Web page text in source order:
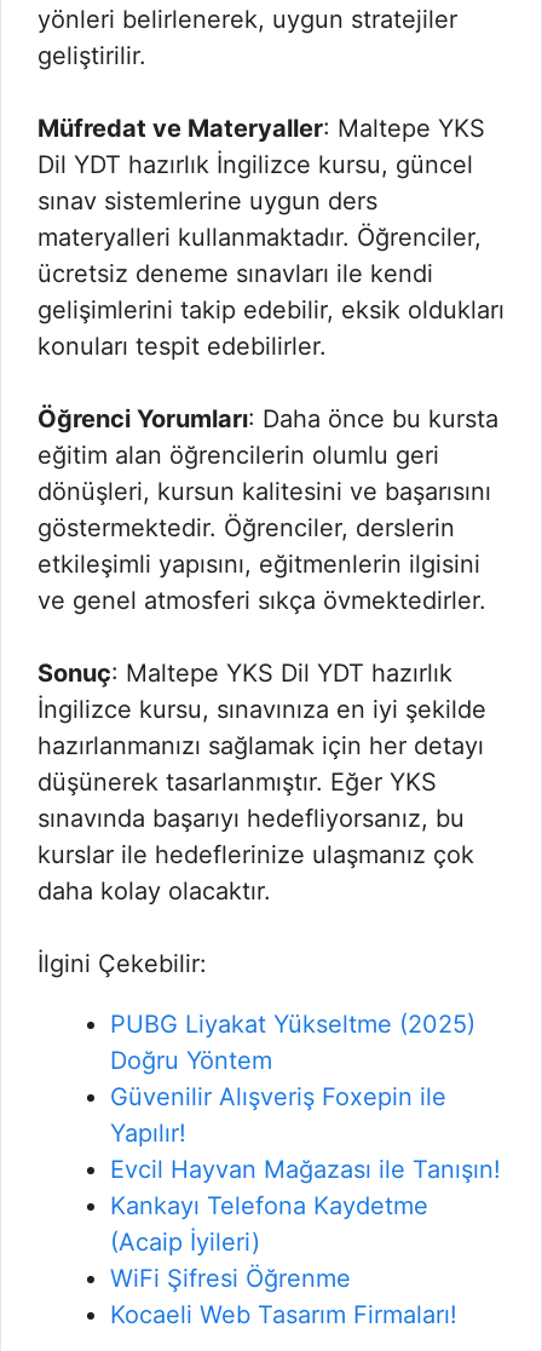
yönleri belirlenerek, uygun stratejiler
geliştirilir.
Müfredat ve Materyaller: Maltepe YKS
Dil YDT hazırlık İngilizce kursu, güncel
sınav sistemlerine uygun ders
materyalleri kullanmaktadır. Öğrenciler,
ücretsiz deneme sınavları ile kendi
gelişimlerini takip edebilir, eksik oldukları
konuları tespit edebilirler.
Öğrenci Yorumları: Daha önce bu kursta
eğitim alan öğrencilerin olumlu geri
dönüşleri, kursun kalitesini ve başarısını
göstermektedir. Öğrenciler, derslerin
etkileşimli yapısını, eğitmenlerin ilgisini
ve genel atmosferi sıkça övmektedirler.
Sonuç: Maltepe YKS Dil YDT hazırlık
İngilizce kursu, sınavınıza en iyi şekilde
hazırlanmanızı sağlamak için her detayı
düşünerek tasarlanmıştır. Eğer YKS
sınavında başarıyı hedefliyorsanız, bu
kurslar ile hedeflerinize ulaşmanız çok
daha kolay olacaktır.
İlgini Çekebilir:
PUBG Liyakat Yükseltme (2025)
Doğru Yöntem
Güvenilir Alışveriş Foxepin ile
Yapılır!
Evcil Hayvan Mağazası ile Tanışın!
Kankayı Telefona Kaydetme
(Acaip İyileri)
WiFi Şifresi Öğrenme
Kocaeli Web Tasarım Firmaları!